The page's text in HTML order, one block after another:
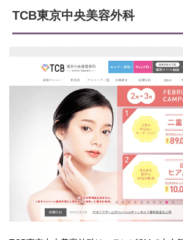
TCB東京中央美容外科